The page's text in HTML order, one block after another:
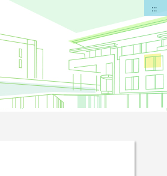
:::